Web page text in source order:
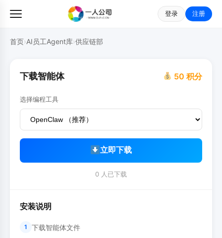
登录 注册
首页›AI员工Agent库›供应链部
下载智能体 50 积分
选择编程工具
立即下载
0 人已下载
安装说明
1 下载智能体文件